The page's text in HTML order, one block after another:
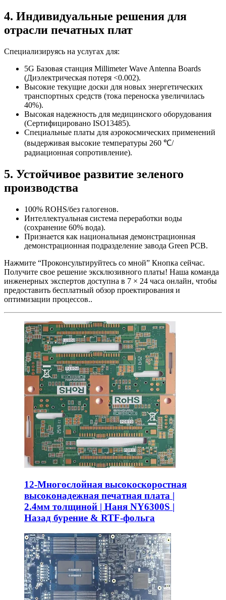
4. Индивидуальные решения для
отрасли печатных плат
Специализируясь на услугах для:
5G Базовая станция Millimeter Wave Antenna Boards
(Диэлектрическая потеря <0.002).
Высокие текущие доски для новых энергетических
транспортных средств (тока переноска увеличилась
40%).
Высокая надежность для медицинского оборудования
(Сертифицировано ISO13485).
Специальные платы для аэрокосмических применений
(выдерживая высокие температуры 260 ℃/
радиационная сопротивление).
5. Устойчивое развитие зеленого
производства
100% ROHS/без галогенов.
Интеллектуальная система переработки воды
(сохранение 60% вода).
Признается как национальная демонстрационная
демонстрационная подразделение завода Green PCB.
Нажмите “Проконсультируйтесь со мной” Кнопка сейчас.
Получите свое решение эксклюзивного платы! Наша команда
инженерных экспертов доступна в 7 × 24 часа онлайн, чтобы
предоставить бесплатный обзор проектирования и
оптимизации процессов..
12-Многослойная высокоскоростная
высоконадежная печатная плата |
2.4мм толщиной | Наня NY6300S |
Назад бурение & RTF-фольга